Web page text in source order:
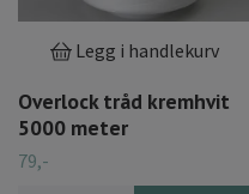
Legg i handlekurv
Overlock tråd kremhvit
5000 meter
79,-